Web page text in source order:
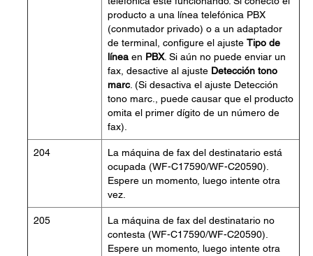
producto a una línea telefónica PBX
(conmutador privado) o a un adaptador
de terminal, configure el ajuste Tipo de
línea en PBX. Si aún no puede enviar un
fax, desactive al ajuste Detección tono
marc. (Si desactiva el ajuste Detección
tono marc., puede causar que el producto
omita el primer dígito de un número de
fax).
204
La máquina de fax del destinatario está
ocupada (WF-C17590/WF-C20590).
Espere un momento, luego intente otra
vez.
205
La máquina de fax del destinatario no
contesta (WF-C17590/WF-C20590).
Espere un momento, luego intente otra